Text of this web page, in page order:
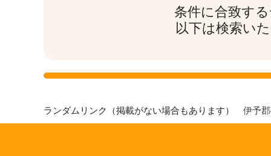
条件に合致す
以下は検索い
ランダムリンク（掲載がない場合もあります） 伊予